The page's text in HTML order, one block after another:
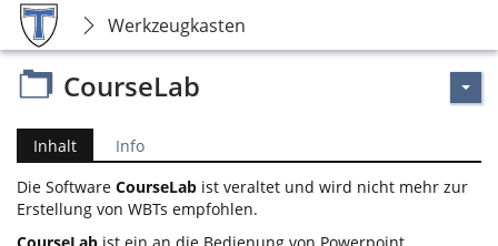
Werkzeugkasten
CourseLab
Inhalt
Info
Die Software CourseLab ist veraltet und wird nicht mehr zur
Erstellung von WBTs empfohlen.